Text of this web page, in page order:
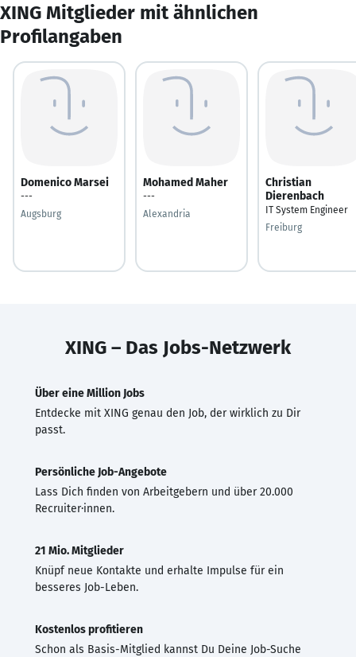
XING Mitglieder mit ähnlichen
Profilangaben
Domenico Marsei
---
Augsburg
Mohamed Maher
---
Alexandria
Christian
Dierenbach
IT System Engineer
Freiburg
XING – Das Jobs-Netzwerk
Über eine Million Jobs
Entdecke mit XING genau den Job, der wirklich zu Dir
passt.
Persönliche Job-Angebote
Lass Dich finden von Arbeitgebern und über 20.000
Recruiter·innen.
21 Mio. Mitglieder
Knüpf neue Kontakte und erhalte Impulse für ein
besseres Job-Leben.
Kostenlos profitieren
Schon als Basis-Mitglied kannst Du Deine Job-Suche